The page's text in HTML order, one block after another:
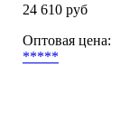
24 610 руб
Оптовая цена:
*****